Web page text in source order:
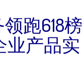
跑618榜
业产品实